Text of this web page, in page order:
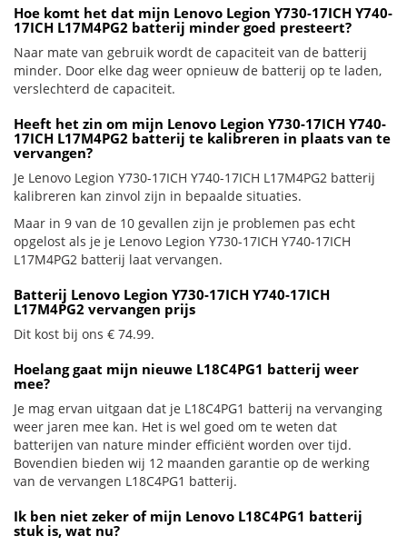
Hoe komt het dat mijn Lenovo Legion Y730-17ICH Y740-
17ICH L17M4PG2 batterij minder goed presteert?
Naar mate van gebruik wordt de capaciteit van de batterij
minder. Door elke dag weer opnieuw de batterij op te laden,
verslechterd de capaciteit.
Heeft het zin om mijn Lenovo Legion Y730-17ICH Y740-
17ICH L17M4PG2 batterij te kalibreren in plaats van te
vervangen?
Je Lenovo Legion Y730-17ICH Y740-17ICH L17M4PG2 batterij
kalibreren kan zinvol zijn in bepaalde situaties.
Maar in 9 van de 10 gevallen zijn je problemen pas echt
opgelost als je je Lenovo Legion Y730-17ICH Y740-17ICH
L17M4PG2 batterij laat vervangen.
Batterij Lenovo Legion Y730-17ICH Y740-17ICH
L17M4PG2 vervangen prijs
Dit kost bij ons € 74.99.
Hoelang gaat mijn nieuwe L18C4PG1 batterij weer
mee?
Je mag ervan uitgaan dat je L18C4PG1 batterij na vervanging
weer jaren mee kan. Het is wel goed om te weten dat
batterijen van nature minder efficiënt worden over tijd.
Bovendien bieden wij 12 maanden garantie op de werking
van de vervangen L18C4PG1 batterij.
Ik ben niet zeker of mijn Lenovo L18C4PG1 batterij
stuk is, wat nu?